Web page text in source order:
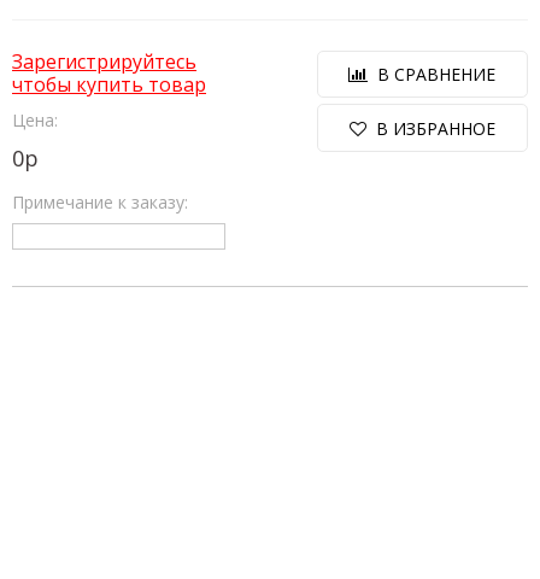
Зарегистрируйтесь
чтобы купить товар
Цена:
0р
Примечание к заказу:
В СРАВНЕНИЕ
В ИЗБРАННОЕ